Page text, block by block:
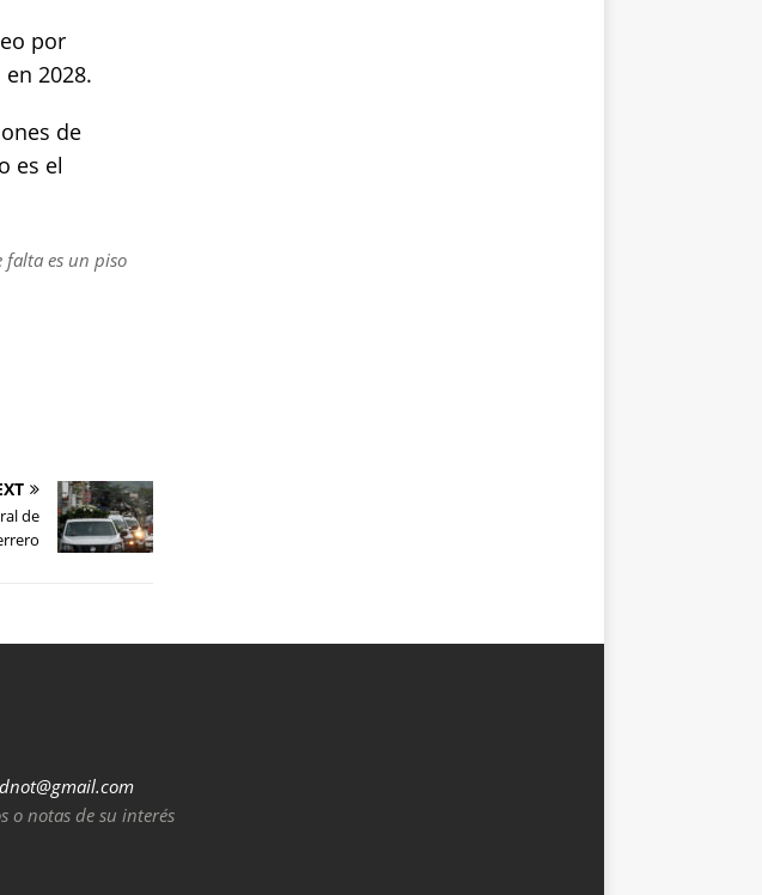
por
2028.
de
es el
falta es un piso
de
o notas de su interés